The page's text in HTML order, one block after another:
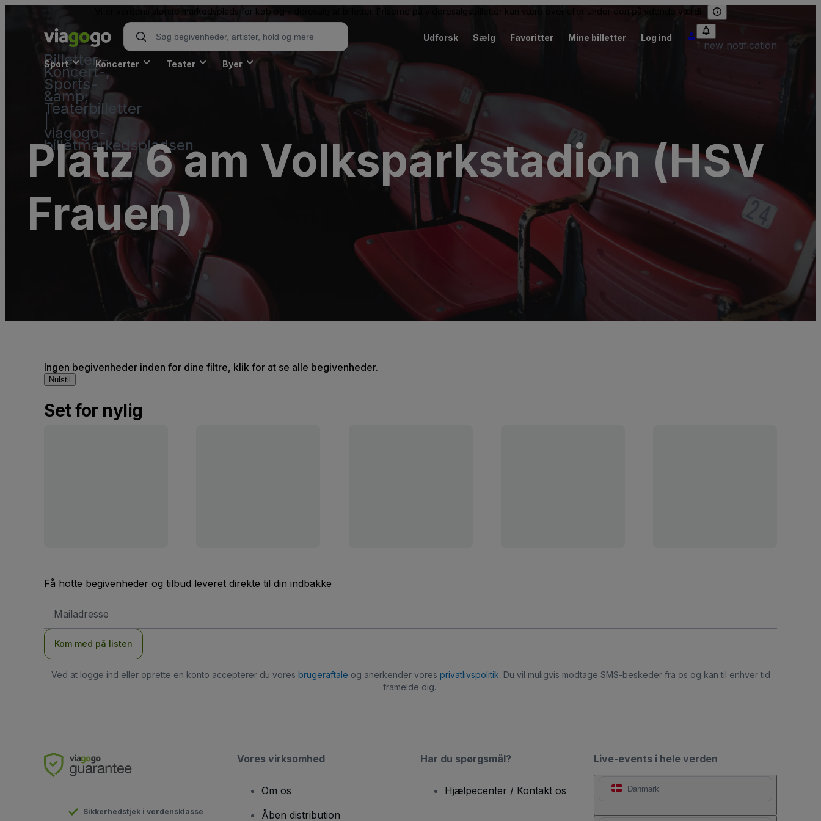
Vi er verdens største markedsplads for køb og videresalg af billetter. Priserne på videresalgsbilletter kan være over eller under den pålydende værdi.
Billetter -
Koncert-,
Sports-
&amp;
Teaterbilletter
viagogo-
billetmarkedspladsen
Udforsk Sælg Favoritter Mine billetter Log ind
1 new notification
Sport Koncerter Teater Byer
Platz 6 am Volksparkstadion (HSV
Frauen)
Ingen begivenheder inden for dine filtre, klik for at se alle begivenheder.
Nulstil
Set for nylig
Få hotte begivenheder og tilbud leveret direkte til din indbakke
adresse
Kom med på listen
Ved at logge ind eller oprette en konto accepterer du vores brugeraftale og anerkender vores privatlivspolitik. Du vil muligvis modtage SMS-beskeder fra os og kan til enhver tid
framelde dig.
Live-events i hele verden
Danmark
Sikkerhedstjek i verdensklasse
Vores virksomhed
Om os
Åben distribution
Har du spørgsmål?
Hjælpecenter / Kontakt os